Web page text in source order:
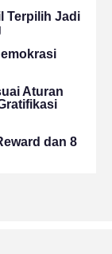
Terpilih Jadi
Aturan
dan 8